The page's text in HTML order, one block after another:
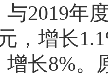
与2019年
，增长1.1
增长8%